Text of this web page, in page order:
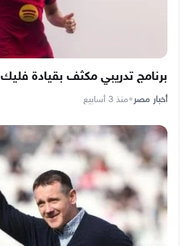
برنامج تدريبي مكثف بقيادة فليك
أخبار مصر•منذ 3 أسابيع